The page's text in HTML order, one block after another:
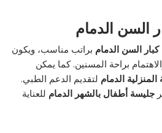
السن الدمام
السن الدمام براتب مناسب، ويكون
براحة المسنين. كما يمكن
الدمام لتقديم الدعم الطبي.
جليسة أطفال بالشهر الدمام للعناية